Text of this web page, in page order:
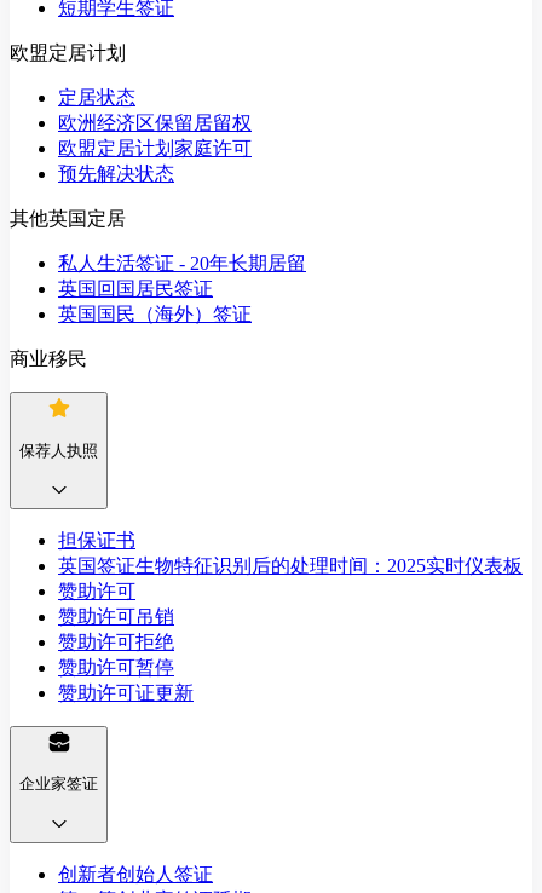
短期学生签证
欧盟定居计划
定居状态
欧洲经济区保留居留权
欧盟定居计划家庭许可
预先解决状态
其他英国定居
私人生活签证 - 20年长期居留
英国回国居民签证
英国国民（海外）签证
商业移民
保荐人执照
担保证书
英国签证生物特征识别后的处理时间：2025实时仪表板
赞助许可
赞助许可吊销
赞助许可拒绝
赞助许可暂停
赞助许可证更新
企业家签证
创新者创始人签证